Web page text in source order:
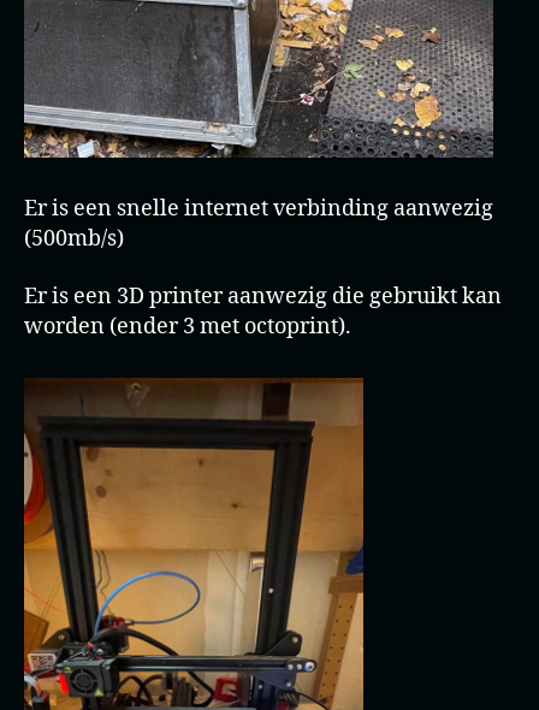
Er is een snelle internet verbinding aanwezig
(500mb/s)
Er is een 3D printer aanwezig die gebruikt kan
worden (ender 3 met octoprint).